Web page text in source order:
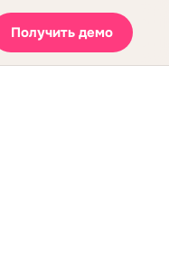
Получить демо